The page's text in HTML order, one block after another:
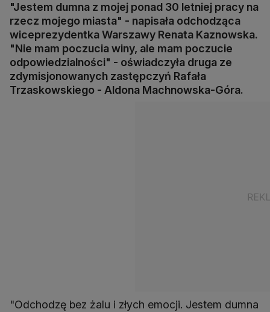
"Jestem dumna z mojej ponad 30 letniej pracy na
rzecz mojego miasta" - napisała odchodząca
wiceprezydentka Warszawy Renata Kaznowska.
"Nie mam poczucia winy, ale mam poczucie
odpowiedzialności" - oświadczyła druga ze
zdymisjonowanych zastępczyń Rafała
Trzaskowskiego - Aldona Machnowska-Góra.
"Odchodzę bez żalu i złych emocji. Jestem dumna